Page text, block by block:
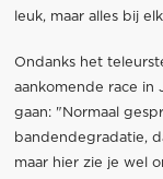
leuk, maar alles bij
Ondanks het
aankomende race
gaan: "Normaal
bandendegradatie,
maar hier zie je wel